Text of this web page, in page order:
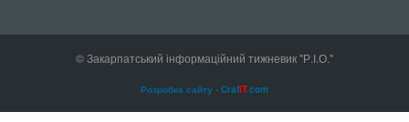
© Закарпатський інформаційний тижневик "Р.І.О."
Розробка сайту - CrafIT.com